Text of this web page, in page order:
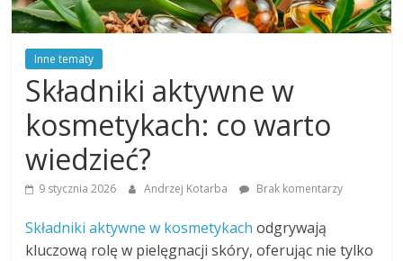
Inne tematy
Składniki aktywne w
kosmetykach: co warto
wiedzieć?
9 stycznia 2026 Andrzej Kotarba Brak komentarzy
Składniki aktywne w kosmetykach odgrywają
kluczową rolę w pielęgnacji skóry, oferując nie tylko